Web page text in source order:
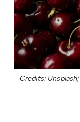
Credits: Unsplash;